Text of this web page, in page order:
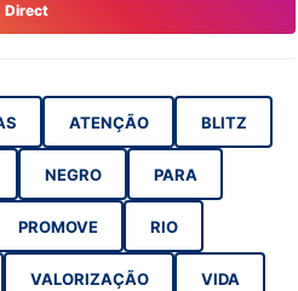
Direct
ATENÇÃO BLITZ
NEGRO PARA
PROMOVE RIO
VALORIZAÇÃO VIDA